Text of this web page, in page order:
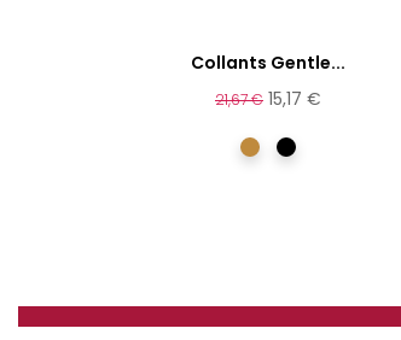
Collants Gentle...
21,67 € 15,17 €
camelNoir